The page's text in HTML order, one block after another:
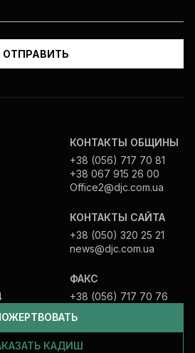
КАДИШ
КОНТАКТЫ ОБЩИНЫ
+38 (056) 717 70 81
+38 067 915 26 00
Office2@djc.com.ua
КОНТАКТЫ САЙТА
+38 (050) 320 25 21
news@djc.com.ua
ФАКС
+38 (056) 717 70 76